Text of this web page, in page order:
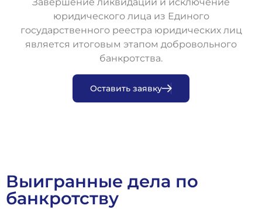
юридического лица из Единого
государственного реестра юридических лиц
является итоговым этапом добровольного
банкротства.
Оставить заявку
Выигранные дела по
банкротству